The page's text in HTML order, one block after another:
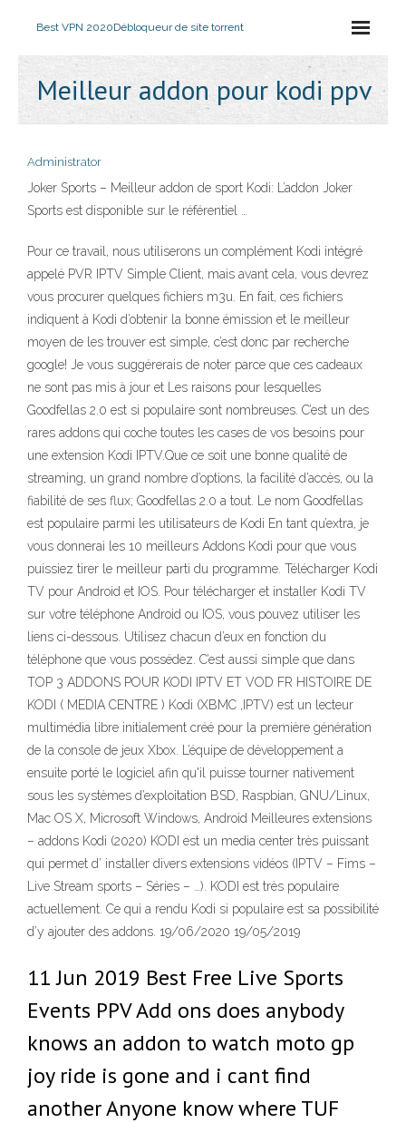
Best VPN 2020Débloqueur de site torrent
Meilleur addon pour kodi ppv
Administrator
Joker Sports – Meilleur addon de sport Kodi: L’addon Joker
Sports est disponible sur le référentiel …
Pour ce travail, nous utiliserons un complément Kodi intégré
appelé PVR IPTV Simple Client, mais avant cela, vous devrez
vous procurer quelques fichiers m3u. En fait, ces fichiers
indiquent à Kodi d’obtenir la bonne émission et le meilleur
moyen de les trouver est simple, c’est donc par recherche
google! Je vous suggérerais de noter parce que ces cadeaux
ne sont pas mis à jour et Les raisons pour lesquelles
Goodfellas 2.0 est si populaire sont nombreuses. C’est un des
rares addons qui coche toutes les cases de vos besoins pour
une extension Kodi IPTV.Que ce soit une bonne qualité de
streaming, un grand nombre d’options, la facilité d’accès, ou la
fiabilité de ses flux; Goodfellas 2.0 a tout. Le nom Goodfellas
est populaire parmi les utilisateurs de Kodi En tant qu’extra, je
vous donnerai les 10 meilleurs Addons Kodi pour que vous
puissiez tirer le meilleur parti du programme. Télécharger Kodi
TV pour Android et IOS. Pour télécharger et installer Kodi TV
sur votre téléphone Android ou IOS, vous pouvez utiliser les
liens ci-dessous. Utilisez chacun d’eux en fonction du
téléphone que vous possédez. C’est aussi simple que dans
TOP 3 ADDONS POUR KODI IPTV ET VOD FR HISTOIRE DE
KODI ( MEDIA CENTRE ) Kodi (XBMC ,IPTV) est un lecteur
multimédia libre initialement créé pour la première génération
de la console de jeux Xbox. L’équipe de développement a
ensuite porté le logiciel afin qu'il puisse tourner nativement
sous les systèmes d’exploitation BSD, Raspbian, GNU/Linux,
Mac OS X, Microsoft Windows, Android Meilleures extensions
– addons Kodi (2020) KODI est un media center très puissant
qui permet d’ installer divers extensions vidéos (IPTV – Fims –
Live Stream sports – Séries – …). KODI est très populaire
actuellement. Ce qui a rendu Kodi si populaire est sa possibilité
d’y ajouter des addons. 19/06/2020 19/05/2019
11 Jun 2019 Best Free Live Sports
Events PPV Add ons does anybody
knows an addon to watch moto gp
joy ride is gone and i cant find
another Anyone know where TUF